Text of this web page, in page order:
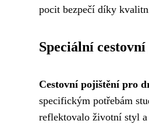
pocit bezpečí díky
Speciální
Cestovní pojištění pro
specifickým potřebám
reflektovalo životní styl